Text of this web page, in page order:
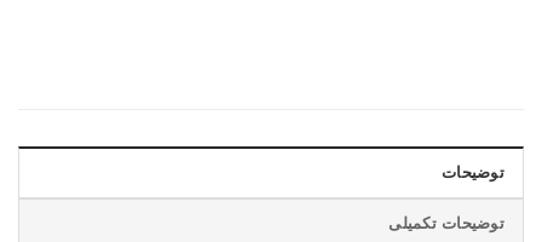
توضیحات
توضیحات تکمیلی